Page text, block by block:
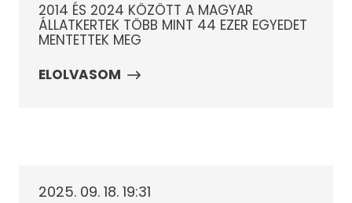
2014 ÉS 2024 KÖZÖTT A MAGYAR
ÁLLATKERTEK TÖBB MINT 44 EZER EGYEDET
MENTETTEK MEG
ELOLVASOM
2025. 09. 18. 19:31